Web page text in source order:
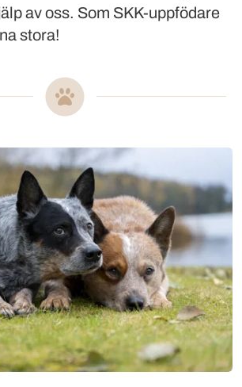
av oss. Som SKK-uppfödare
stora!